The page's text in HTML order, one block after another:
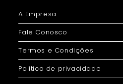
A Empresa
Fale Conosco
Termos e Condições
Política de privacidade